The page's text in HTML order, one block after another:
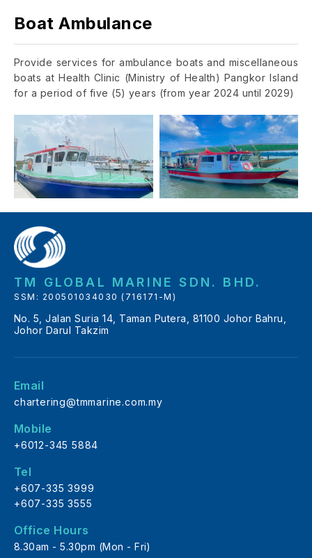
Boat Ambulance
Provide services for ambulance boats and miscellaneous
boats at Health Clinic (Ministry of Health) Pangkor Island
for a period of five (5) years (from year 2024 until 2029)
TM GLOBAL MARINE SDN. BHD.
SSM: 200501034030 (716171-M)
No. 5, Jalan Suria 14, Taman Putera, 81100 Johor Bahru,
Johor Darul Takzim
Email
chartering@tmmarine.com.my
Mobile
+6012-345 5884
Tel
+607-335 3999
+607-335 3555
Office Hours
8.30am - 5.30pm (Mon - Fri)